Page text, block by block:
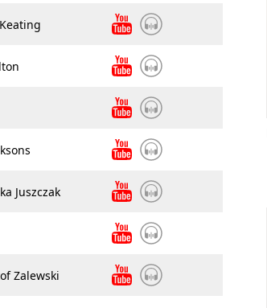
Juszczak
Zalewski